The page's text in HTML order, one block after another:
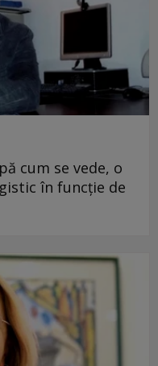
cum se vede, o
în funcţie de